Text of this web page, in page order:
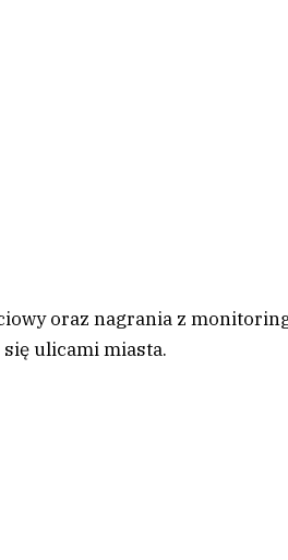
oraz nagrania z
ulicami miasta.